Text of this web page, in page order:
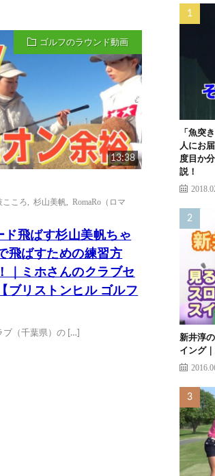
ゴルフのラウンド動画
13:38
こころ ,杉山美帆 ,RomaRo（ロマ
ド飛ばす杉山美帆ちゃ
飛ばすための練習方
｜ミホさんのクラブセ
ブリストンヒル ゴルフ
ブ（千葉県）の […]
「魚突
人にお
度目か
説！
新井淳
イング